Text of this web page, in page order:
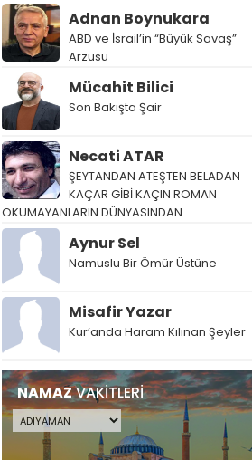
Adnan Boynukara
ABD ve İsrail’in “Büyük Savaş”
Arzusu
Mücahit Bilici
Son Bakışta Şair
Necati ATAR
ŞEYTANDAN ATEŞTEN BELADAN
KAÇAR GİBİ KAÇIN ROMAN
OKUMAYANLARIN DÜNYASINDAN
Aynur Sel
Namuslu Bir Ömür Üstüne
Misafir Yazar
Kur’anda Haram Kılınan Şeyler
NAMAZVAKİTLERİ